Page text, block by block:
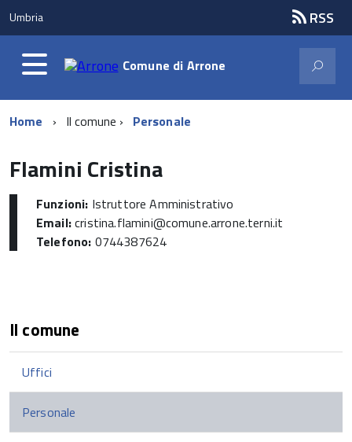
Umbria RSS
Comune di Arrone
Home Il comune Personale
Flamini Cristina
Funzioni: Istruttore Amministrativo
Email:cristina.flamini@comune.arrone.terni.it
Telefono: 0744387624
Il comune
Uffici
Personale